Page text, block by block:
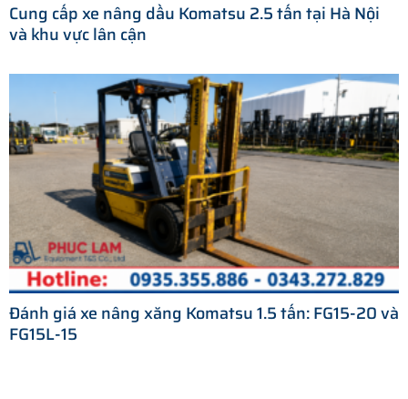
Cung cấp xe nâng dầu Komatsu 2.5 tấn tại Hà Nội
và khu vực lân cận
Đánh giá xe nâng xăng Komatsu 1.5 tấn: FG15-20 và
FG15L-15